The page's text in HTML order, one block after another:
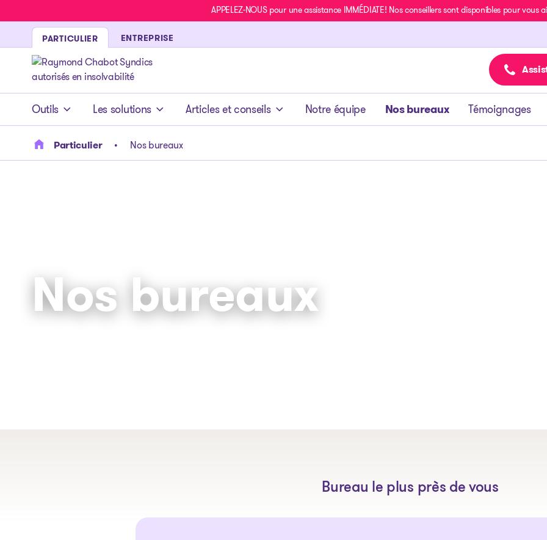
APPELEZ-NOUS pour une assistance IMMÉDIATE! Nos conseillers sont disponibles pour vous
PARTICULIER ENTREPRISE
- page d’accueil
Outils Les solutions Articles et conseils Notre équipe Nos bureaux Témoignages
Particulier Nos bureaux
Nos bureaux
Bureau le plus près de vous